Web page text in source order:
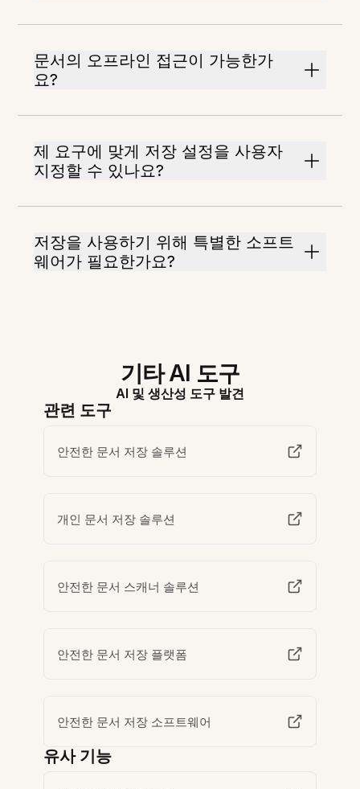
문서의 오프라인 접근이 가능한가
요?
제 요구에 맞게 저장 설정을 사용자
지정할 수 있나요?
저장을 사용하기 위해 특별한 소프트
웨어가 필요한가요?
기타 AI 도구
AI 및 생산성 도구 발견
관련 도구
안전한 문서 저장 솔루션
개인 문서 저장 솔루션
안전한 문서 스캐너 솔루션
안전한 문서 저장 플랫폼
안전한 문서 저장 소프트웨어
유사 기능